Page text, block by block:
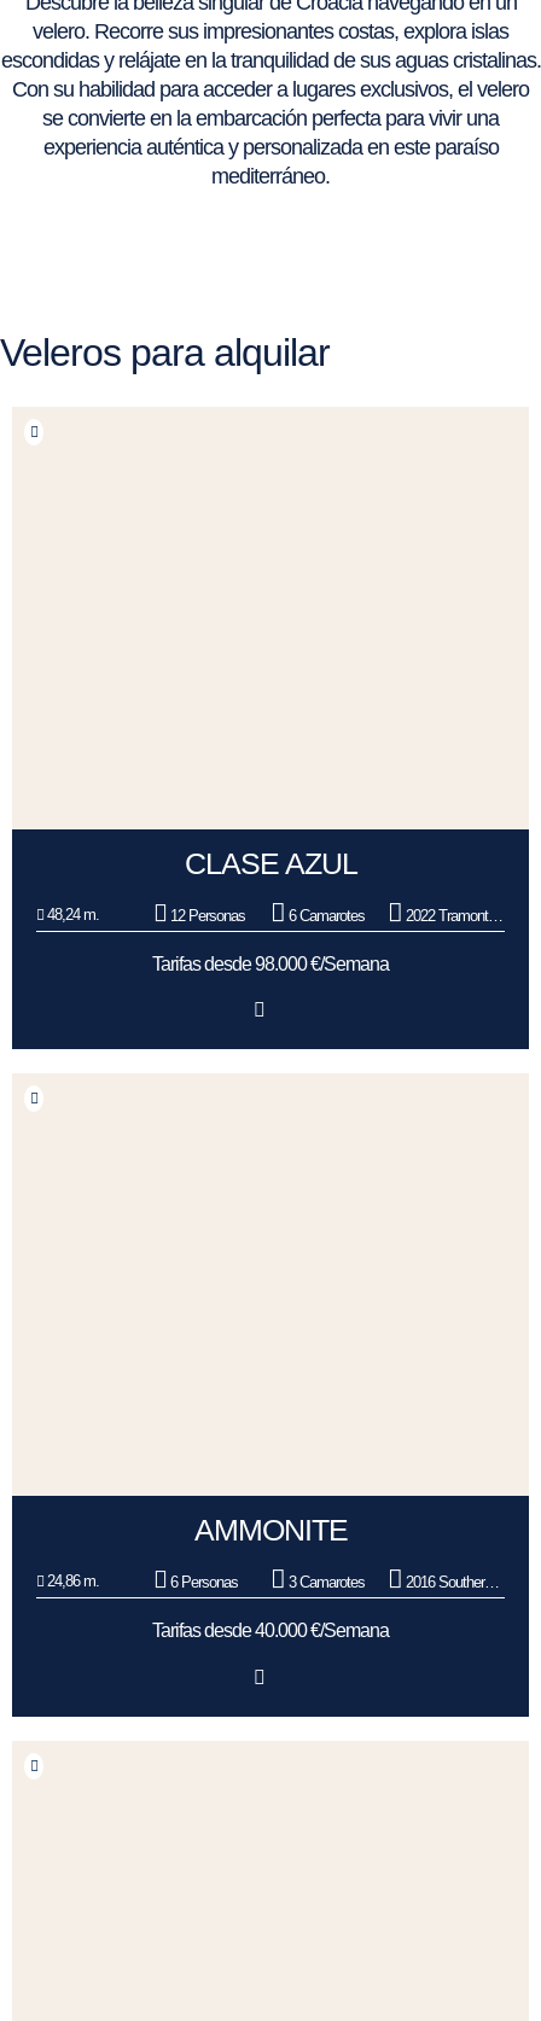
velero. Recorre sus impresionantes costas, explora islas
escondidas y relájate en la tranquilidad de sus aguas cristalinas.
Con su habilidad para acceder a lugares exclusivos, el velero
se convierte en la embarcación perfecta para vivir una
experiencia auténtica y personalizada en este paraíso
mediterráneo.
Veleros para alquilar
CLASE AZUL
48,24 m. 12 Personas 6 Camarotes 2022 Tramontana
Tarifas desde 98.000 €/Semana
AMMONITE
24,86 m. 6 Personas 3 Camarotes 2016 Southern Wind Shipyard
Tarifas desde 40.000 €/Semana